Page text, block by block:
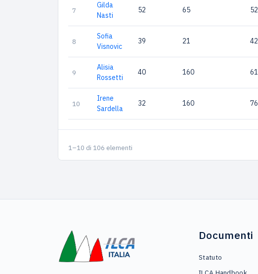
7
Gilda
Nasti
52 65 52
8
Sofia
Visnovic
39 21 42
9
Alisia
Rossetti
40 160 61
10
Irene
Sardella
32 160 76
1–10 di 106 elementi
Documenti
Statuto